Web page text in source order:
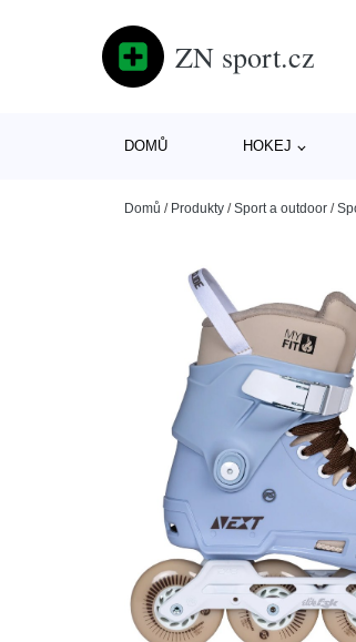
ZN sport.cz
DOMŮ HOKEJ
Domů / Produkty /Sport a outdoor /